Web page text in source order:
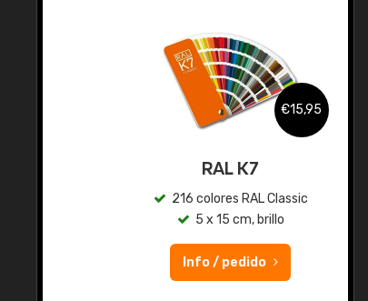
€15,95
RAL K7
216 colores RAL Classic
5 x 15 cm, brillo
Info / pedido